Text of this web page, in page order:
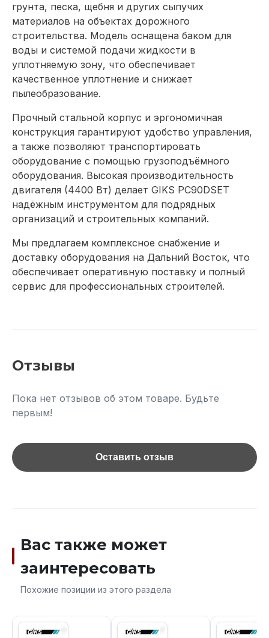
грунта, песка, щебня и других сыпучих
материалов на объектах дорожного
строительства. Модель оснащена баком для
воды и системой подачи жидкости в
уплотняемую зону, что обеспечивает
качественное уплотнение и снижает
пылеобразование.
Прочный стальной корпус и эргономичная
конструкция гарантируют удобство управления,
а также позволяют транспортировать
оборудование с помощью грузоподъёмного
оборудования. Высокая производительность
двигателя (4400 Вт) делает GIKS PC90DSET
надёжным инструментом для подрядных
организаций и строительных компаний.
Мы предлагаем комплексное снабжение и
доставку оборудования на Дальний Восток, что
обеспечивает оперативную поставку и полный
сервис для профессиональных строителей.
Отзывы
Пока нет отзывов об этом товаре. Будьте
первым!
Оставить отзыв
Вас также может
заинтересовать
Похожие позиции из этого раздела